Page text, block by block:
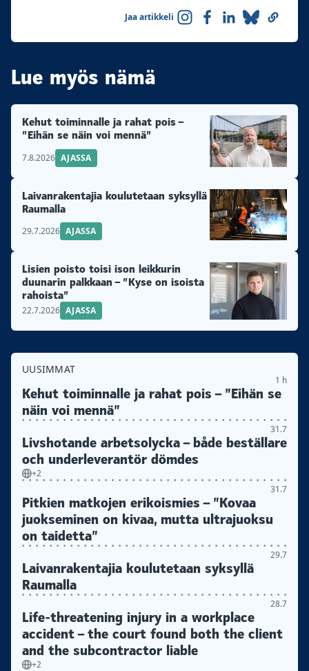
Jaa artikkeli
Lue myös nämä
Kehut toiminnalle ja rahat pois –
”Eihän se näin voi mennä”
7.8.2026 AJASSA
Laivanrakentajia koulutetaan syksyllä
Raumalla
29.7.2026 AJASSA
Lisien poisto toisi ison leikkurin
duunarin palkkaan – ”Kyse on isoista
rahoista”
22.7.2026 AJASSA
UUSIMMAT
1 h
Kehut toiminnalle ja rahat pois – ”Eihän se
näin voi mennä”
31.7
Livshotande arbetsolycka – både beställare
och underleverantör dömdes
+2
31.7
Pitkien matkojen erikoismies – ”Kovaa
juokseminen on kivaa, mutta ultrajuoksu
on taidetta”
29.7
Laivanrakentajia koulutetaan syksyllä
Raumalla
28.7
Life-threatening injury in a workplace
accident – the court found both the client
and the subcontractor liable
+2